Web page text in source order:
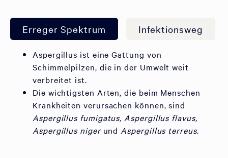
Erreger Spektrum Infektionsweg
Aspergillus ist eine Gattung von
Schimmelpilzen, die in der Umwelt weit
verbreitet ist.
Die wichtigsten Arten, die beim Menschen
Krankheiten verursachen können, sind
Aspergillus fumigatus, Aspergillus flavus,
Aspergillus nigerund Aspergillus terreus.